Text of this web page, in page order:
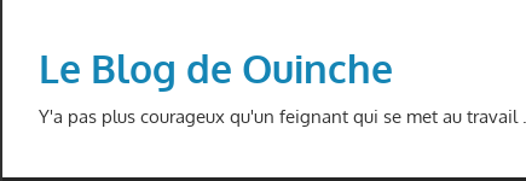
contentLe Blog de Ouinche
Y'a pas plus courageux qu'un feignant qui se met au travail …